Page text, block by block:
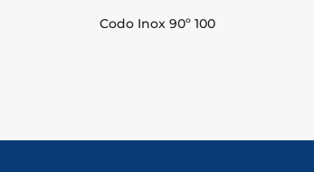
Codo Inox 90º 100